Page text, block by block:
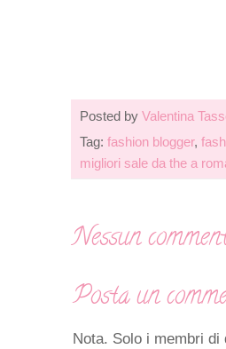
Posted by Valentina
Tag: fashion blogger,
migliori sale da the a
Nessun
Posta un
Nota. Solo i membri di